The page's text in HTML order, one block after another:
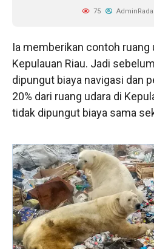
75
Ia memberikan contoh ruang
Kepulauan Riau. Jadi
dipungut biaya navigasi dan
20% dari ruang udara di
tidak dipungut biaya sama